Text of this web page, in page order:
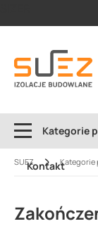
Kategorie
Kontakt
SUEZ Kategorie